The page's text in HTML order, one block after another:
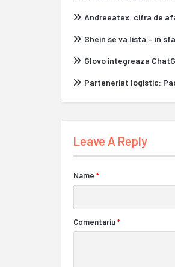
Andreeatex: cifra de
Shein se va lista – in
Glovo integreaza
Parteneriat logistic:
Leave A Reply
Name *
Comentariu*